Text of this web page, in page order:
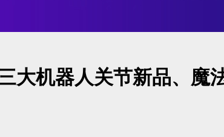
大机器人关节新品、魔